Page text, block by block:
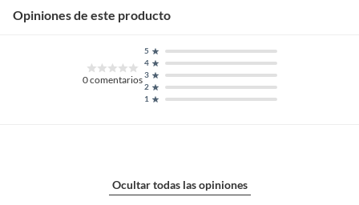
Opiniones de este producto
0comentarios
1
2
3
4
5
Ocultar todas las opiniones